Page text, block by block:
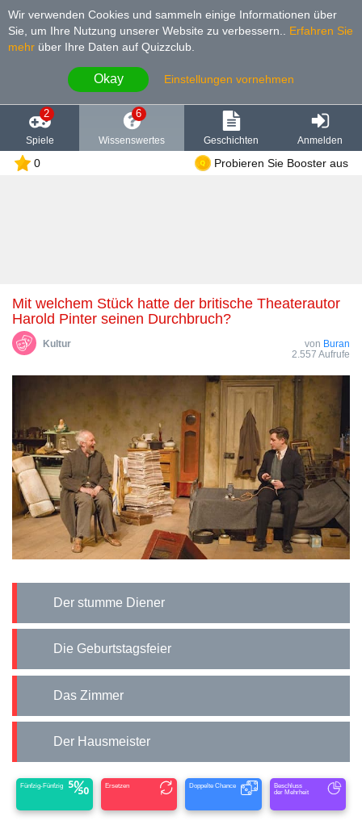
Wir verwenden Cookies und sammeln einige Informationen über
Sie, um Ihre Nutzung unserer Website zu verbessern.
Erfahren Sie
mehr über Ihre Daten auf Quizzclub.
Okay Einstellungen vornehmen
2
Spiele
6
Wissenswertes Geschichten Anmelden
0 Probieren Sie Booster aus
Mit welchem Stück hatte der britische Theaterautor
Harold Pinter seinen Durchbruch?
Kultur von Buran
2.557 Aufrufe
Der stumme Diener
Die Geburtstagsfeier
Das Zimmer
Der Hausmeister
Fünfzig-Fünfzig Ersetzen Doppelte Chance
Beschluss
der Mehrheit